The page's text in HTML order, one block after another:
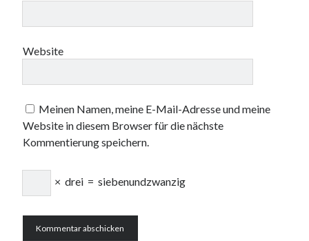
Website
Meinen Namen, meine E-Mail-Adresse und meine
Website in diesem Browser für die nächste
Kommentierung speichern.
× drei = siebenundzwanzig